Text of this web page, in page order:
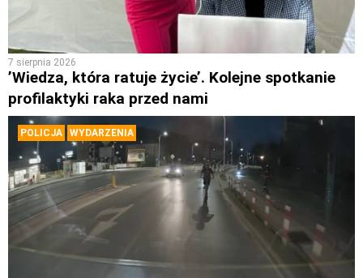
7 sierpnia 2026
’Wiedza, która ratuje życie’. Kolejne spotkanie
profilaktyki raka przed nami
POLICJA WYDARZENIA